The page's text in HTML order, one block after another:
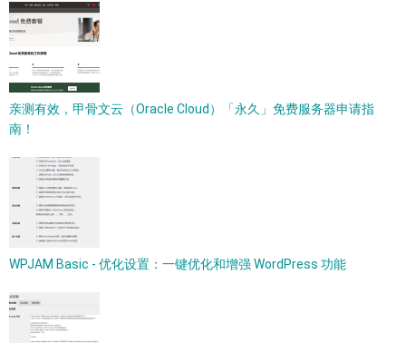
亲测有效，甲骨文云（Oracle Cloud）「永久」免费服务器申请指
南！
WPJAM Basic - 优化设置：一键优化和增强 WordPress 功能